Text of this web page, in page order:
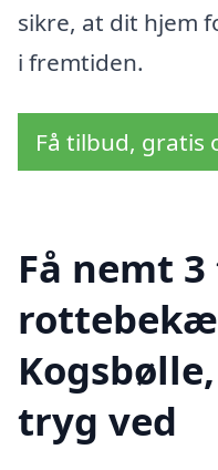
sikre, at dit hjem
i fremtiden.
Få tilbud, gratis
Få nemt
tryg ved